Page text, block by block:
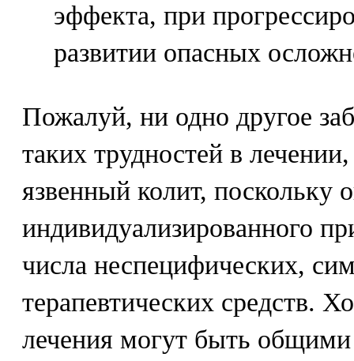
эффекта, при
развитии опасных
Пожалуй, ни одно другое
таких трудностей в
язвенный колит, поскольку
индивидуализированного
числа неспецифических,
терапевтических средств.
лечения могут быть